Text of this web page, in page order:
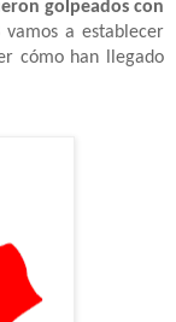
golpeados con
vamos a establecer
cómo han llegado